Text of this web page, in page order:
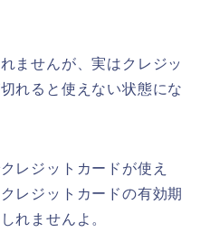
ませんが、実はクレジッ
れると使えない状態にな
レジットカードが使え
レジットカードの有効期
れませんよ。